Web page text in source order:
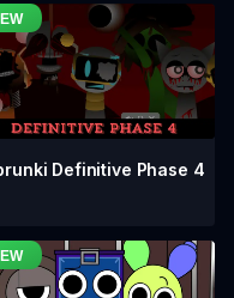
Definitive Phase 4